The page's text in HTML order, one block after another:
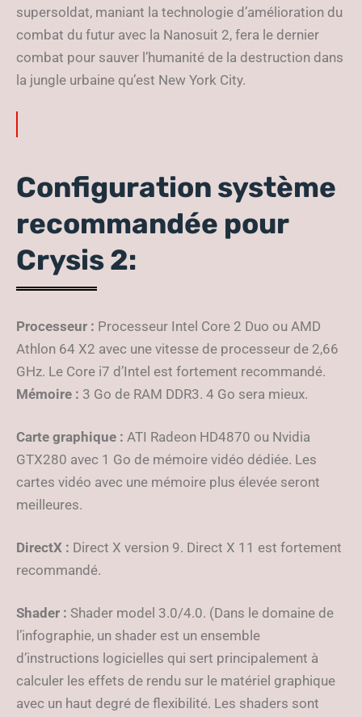
supersoldat, maniant la technologie d’amélioration du
combat du futur avec la Nanosuit 2, fera le dernier
combat pour sauver l’humanité de la destruction dans
la jungle urbaine qu’est New York City.
Configuration système
recommandée pour
Crysis 2:
Processeur : Processeur Intel Core 2 Duo ou AMD
Athlon 64 X2 avec une vitesse de processeur de 2,66
GHz. Le Core i7 d’Intel est fortement recommandé.
Mémoire : 3 Go de RAM DDR3. 4 Go sera mieux.
Carte graphique : ATI Radeon HD4870 ou Nvidia
GTX280 avec 1 Go de mémoire vidéo dédiée. Les
cartes vidéo avec une mémoire plus élevée seront
meilleures.
DirectX : Direct X version 9. Direct X 11 est fortement
recommandé.
Shader : Shader model 3.0/4.0. (Dans le domaine de
l’infographie, un shader est un ensemble
d’instructions logicielles qui sert principalement à
calculer les effets de rendu sur le matériel graphique
avec un haut degré de flexibilité. Les shaders sont